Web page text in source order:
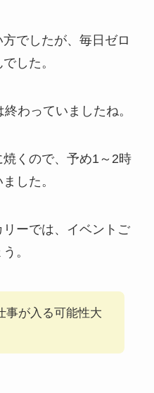
でしたが、毎日ゼロ
した。
わっていましたね。
くので、予め1～2時
した。
ーでは、イベントご
。
事が入る可能性大